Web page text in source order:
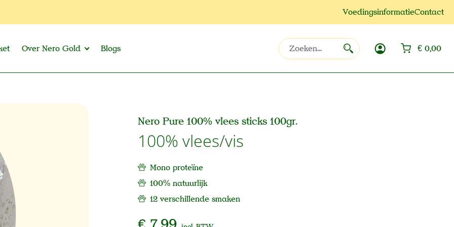
VoedingsinformatieContact
Over Nero Gold Blogs € 0,00
Nero Pure 100% vlees sticks 100gr.
100% vlees/vis
Mono proteïne
100% natuurlijk
12 verschillende smaken